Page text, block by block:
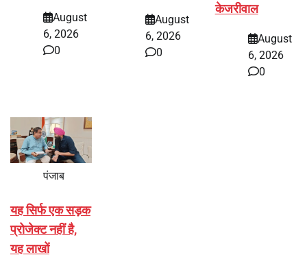
August
6, 2026
0
August
6, 2026
0
केजरीवाल
August
6, 2026
0
पंजाब
यह सिर्फ एक सड़क
प्रोजेक्ट नहीं है,
यह लाखों